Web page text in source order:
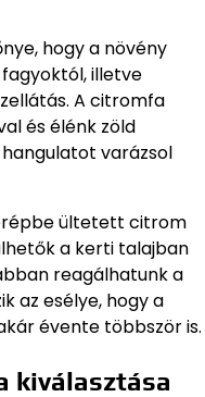
hogy a növény
illetve
A citromfa
és élénk zöld
varázsol
ültetett citrom
a kerti talajban
reagálhatunk a
az esélye, hogy a
évente többször is.
kiválasztása